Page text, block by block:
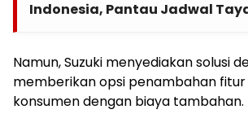
Indonesia, Pantau Jadwal
Namun, Suzuki menyediakan solusi
memberikan opsi penambahan fitur
konsumen dengan biaya tambahan.